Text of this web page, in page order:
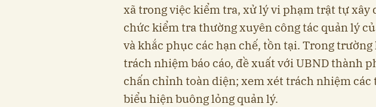
xã trong việc kiểm tra, xử lý vi phạm trật tự xây
chức kiểm tra thường xuyên công tác quản lý
và khắc phục các hạn chế, tồn tại. Trong trường
trách nhiệm báo cáo, đề xuất với UBND thành
chấn chỉnh toàn diện; xem xét trách nhiệm các
biểu hiện buông lỏng quản lý.